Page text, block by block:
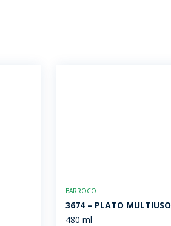
BARROCO
3674 – PLATO MULTIUSO
480 ml